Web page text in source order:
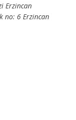
Erzincan
no: 6 Erzincan